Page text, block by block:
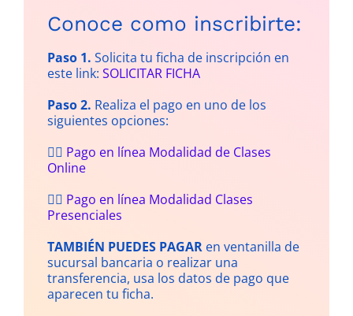
Conoce como inscribirte:
Paso 1. Solicita tu ficha de inscripción en
este link: SOLICITAR FICHA
Paso 2. Realiza el pago en uno de los
siguientes opciones:
👉🏻 Pago en línea Modalidad de Clases
Online
👉🏻 Pago en línea Modalidad Clases
Presenciales
TAMBIÉN PUEDES PAGARen ventanilla de
sucursal bancaria o realizar una
transferencia, usa los datos de pago que
aparecen tu ficha.